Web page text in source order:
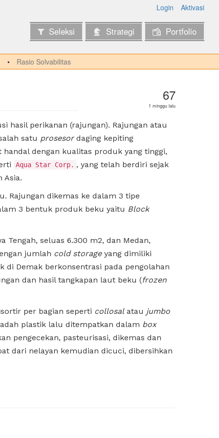
Login Aktivasi
Seleksi Strategi Portfolio
Rasio Solvabilitas
67
1 minggu lalu
hasil perikanan (rajungan). Rajungan atau
satu prosesordaging kepiting
handal dengan kualitas produk yang tinggi,
Aqua Star Corp. , yang telah berdiri sejak
Asia.
Rajungan dikemas ke dalam 3 tipe
3 bentuk produk beku yaitu Block
Tengah, seluas 6.300 m2, dan Medan,
jumlah cold storageyang dimiliki
di Demak berkonsentrasi pada pengolahan
dan hasil tangkapan laut beku (frozen
per bagian seperti collosalatau jumbo
plastik lalu ditempatkan dalam box
pengecekan, pasteurisasi, dikemas dan
dari nelayan kemudian dicuci, dibersihkan